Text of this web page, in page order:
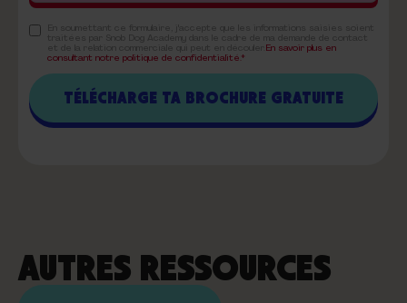
En savoir plus en
consultant notre politique de confidentialité.*
AUTRES RESSOURCES